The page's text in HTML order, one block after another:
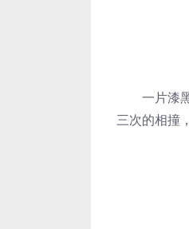
一片漆黑
三次的相撞